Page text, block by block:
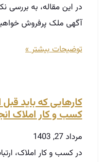
در این مقاله، به بررسی
آگهی ملک پرفروش
توضیحات بیشتر »
کارهایی که باید
کسب و کار املاک
مرداد 27, 1403
در کسب و کار املاک،